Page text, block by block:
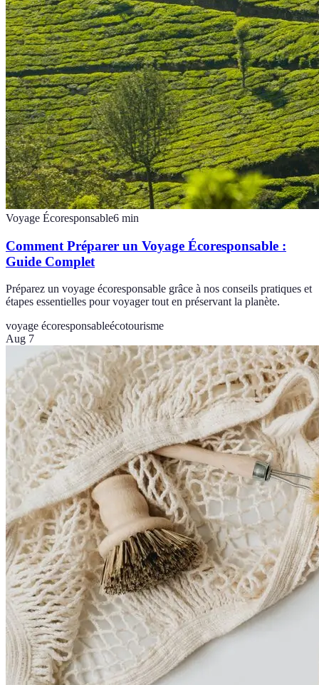
Voyage Écoresponsable6 min
Comment Préparer un Voyage Écoresponsable :
Guide Complet
Préparez un voyage écoresponsable grâce à nos conseils pratiques et
étapes essentielles pour voyager tout en préservant la planète.
voyage écoresponsableécotourisme
Aug 7